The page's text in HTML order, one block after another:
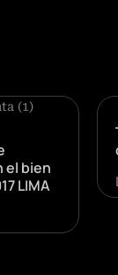
el bien
LIMA